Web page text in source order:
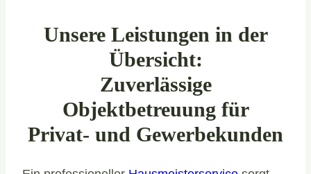
Unsere Leistungen in der
Übersicht:
Zuverlässige
Objektbetreuung für
Privat- und Gewerbekunden